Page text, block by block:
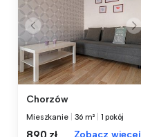
Chorzów
Mieszkanie 36 m² 1 pokój